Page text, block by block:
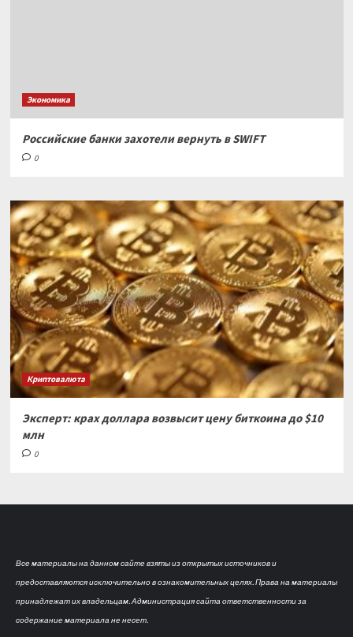
Экономика
Российские банки захотели вернуть в SWIFT
0
Криптовалюта
Эксперт: крах доллара возвысит цену биткоина до $10
млн
0
Все материалы на данном сайте взяты из открытых источников и
предоставляются исключительно в ознакомительных целях. Права на материалы
принадлежат их владельцам. Администрация сайта ответственности за
содержание материала не несет.